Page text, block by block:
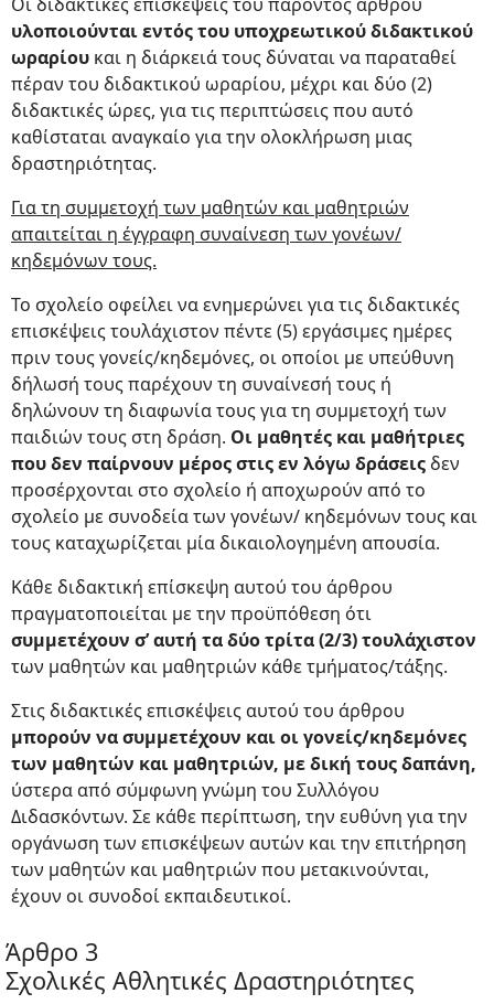
υλοποιούνται εντός του υποχρεωτικού διδακτικού
ωραρίου και η διάρκειά τους δύναται να παραταθεί
πέραν του διδακτικού ωραρίου, μέχρι και δύο (2)
διδακτικές ώρες, για τις περιπτώσεις που αυτό
καθίσταται αναγκαίο για την ολοκλήρωση μιας
δραστηριότητας.
Για τη συμμετοχή των μαθητών και μαθητριών
απαιτείται η έγγραφη συναίνεση των γονέων/
κηδεμόνων τους.
Το σχολείο οφείλει να ενημερώνει για τις διδακτικές
επισκέψεις τουλάχιστον πέντε (5) εργάσιμες ημέρες
πριν τους γονείς/κηδεμόνες, οι οποίοι με υπεύθυνη
δήλωσή τους παρέχουν τη συναίνεσή τους ή
δηλώνουν τη διαφωνία τους για τη συμμετοχή των
παιδιών τους στη δράση. Οι μαθητές και μαθήτριες
που δεν παίρνουν μέρος στις εν λόγω δράσεις δεν
προσέρχονται στο σχολείο ή αποχωρούν από το
σχολείο με συνοδεία των γονέων/ κηδεμόνων τους και
τους καταχωρίζεται μία δικαιολογημένη απουσία.
Κάθε διδακτική επίσκεψη αυτού του άρθρου
πραγματοποιείται με την προϋπόθεση ότι
συμμετέχουν σ’ αυτή τα δύο τρίτα (2/3) τουλάχιστον
των μαθητών και μαθητριών κάθε τμήματος/τάξης.
Στις διδακτικές επισκέψεις αυτού του άρθρου
μπορούν να συμμετέχουν και οι γονείς/κηδεμόνες
των μαθητών και μαθητριών, με δική τους δαπάνη,
ύστερα από σύμφωνη γνώμη του Συλλόγου
Διδασκόντων. Σε κάθε περίπτωση, την ευθύνη για την
οργάνωση των επισκέψεων αυτών και την επιτήρηση
των μαθητών και μαθητριών που μετακινούνται,
έχουν οι συνοδοί εκπαιδευτικοί.
Άρθρο 3
Σχολικές Αθλητικές Δραστηριότητες